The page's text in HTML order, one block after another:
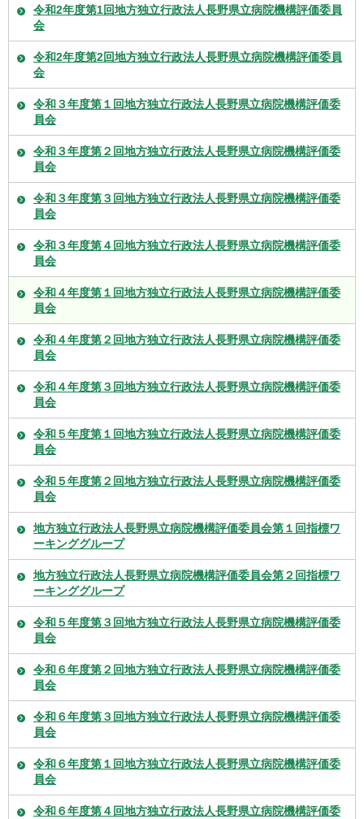
令和2年度第1回地方独立行政法人長野県立病院機構評価委員
会
令和2年度第2回地方独立行政法人長野県立病院機構評価委員
会
令和３年度第１回地方独立行政法人長野県立病院機構評価委
員会
令和３年度第２回地方独立行政法人長野県立病院機構評価委
員会
令和３年度第３回地方独立行政法人長野県立病院機構評価委
員会
令和３年度第４回地方独立行政法人長野県立病院機構評価委
員会
令和４年度第１回地方独立行政法人長野県立病院機構評価委
員会
令和４年度第２回地方独立行政法人長野県立病院機構評価委
員会
令和４年度第３回地方独立行政法人長野県立病院機構評価委
員会
令和５年度第１回地方独立行政法人長野県立病院機構評価委
員会
令和５年度第２回地方独立行政法人長野県立病院機構評価委
員会
地方独立行政法人長野県立病院機構評価委員会第１回指標ワ
ーキンググループ
地方独立行政法人長野県立病院機構評価委員会第２回指標ワ
ーキンググループ
令和５年度第３回地方独立行政法人長野県立病院機構評価委
員会
令和６年度第２回地方独立行政法人長野県立病院機構評価委
員会
令和６年度第３回地方独立行政法人長野県立病院機構評価委
員会
令和６年度第１回地方独立行政法人長野県立病院機構評価委
員会
令和６年度第４回地方独立行政法人長野県立病院機構評価委